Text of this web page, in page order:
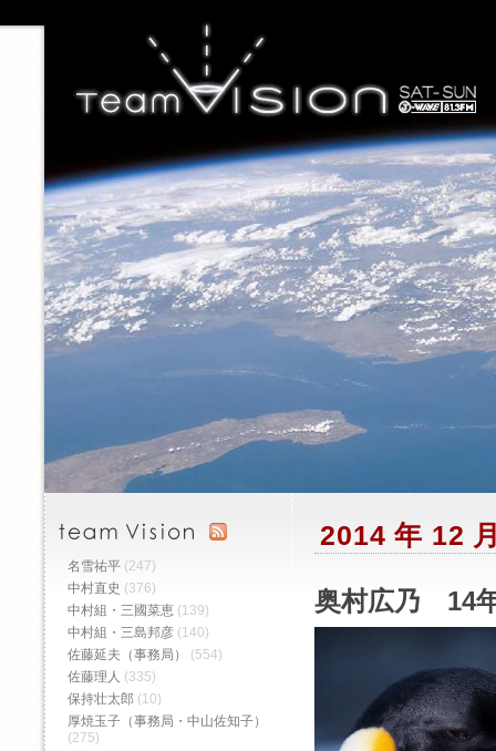
2014 年 12
奥村広乃 14
名雪祐平 (247)
中村直史 (376)
中村組・三國菜恵 (139)
中村組・三島邦彦 (140)
佐藤延夫（事務局）
(554)
佐藤理人 (335)
保持壮太郎 (10)
厚焼玉子（事務局・中山佐知子）
(275)